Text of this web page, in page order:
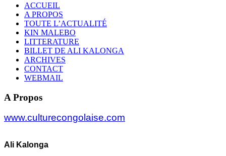
ACCUEIL
A PROPOS
TOUTE L’ACTUALITÉ
KIN MALEBO
LITTERATURE
BILLET DE ALI KALONGA
ARCHIVES
CONTACT
WEBMAIL
A Propos
www.culturecongolaise.com
Ali Kalonga